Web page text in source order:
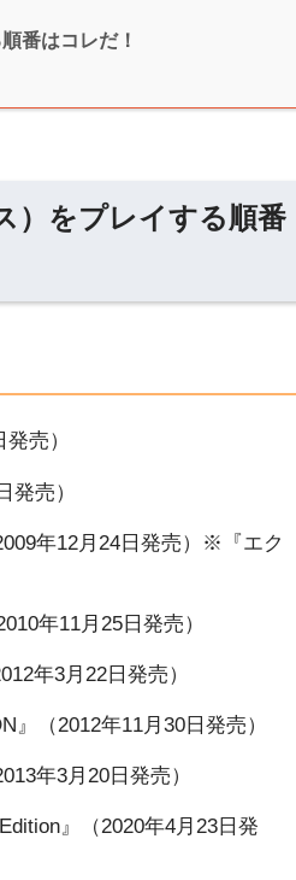
番はコレだ！
）をプレイする順番
売）
発売）
年12月24日発売）※『エク
年11月25日発売）
年3月22日発売）
』（2012年11月30日発売）
年3月20日発売）
』（2020年4月23日発